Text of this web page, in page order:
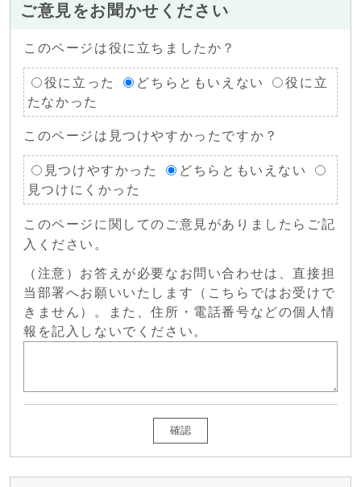
ご意見をお聞かせください
このページは役に立ちましたか？
役に立った どちらともいえない
役に立
たなかった
このページは見つけやすかったですか？
見つけやすかった
どちらともいえない
見つけにくかった
このページに関してのご意見がありましたらご記
入ください。
（注意）お答えが必要なお問い合わせは、直接担
当部署へお願いいたします（こちらではお受けで
きません）。また、住所・電話番号などの個人情
報を記入しないでください。
確認